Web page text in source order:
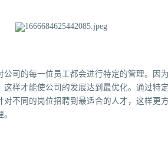
司的每一位员工都会进行特定的管理。因
样才能使公司的发展达到最优化。通过特
不同的岗位招聘到最适合的人才，这样更